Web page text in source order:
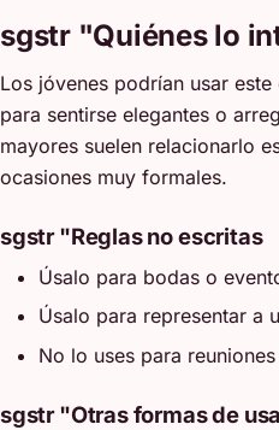
sgstr "Quiénes lo
Los jóvenes podrían usar
para sentirse elegantes o
mayores suelen relacionarlo
ocasiones muy formales.
sgstr "Reglas no escritas
Úsalo para bodas o
Úsalo para representar a
No lo uses para
sgstr "Otras formas de